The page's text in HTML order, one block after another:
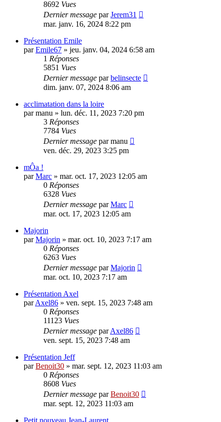
8692 Vues
Dernier message parJerem31
mar. janv. 16, 2024 8:22 pm
Présentation Emile
parEmile67 » jeu. janv. 04, 2024 6:58 am
1 Réponses
5851 Vues
Dernier message parbelinsecte
dim. janv. 07, 2024 8:06 am
acclimatation dans la loire
parmanu » lun. déc. 11, 2023 7:20 pm
3 Réponses
7784 Vues
Dernier message parmanu
ven. déc. 29, 2023 3:25 pm
mÔa !
parMarc » mar. oct. 17, 2023 12:05 am
0 Réponses
6328 Vues
Dernier message parMarc
mar. oct. 17, 2023 12:05 am
Majorin
parMajorin » mar. oct. 10, 2023 7:17 am
0 Réponses
6263 Vues
Dernier message parMajorin
mar. oct. 10, 2023 7:17 am
Présentation Axel
parAxel86 » ven. sept. 15, 2023 7:48 am
0 Réponses
11123 Vues
Dernier message parAxel86
ven. sept. 15, 2023 7:48 am
Présentation Jeff
parBenoit30 » mar. sept. 12, 2023 11:03 am
0 Réponses
8608 Vues
Dernier message parBenoit30
mar. sept. 12, 2023 11:03 am
Petit nouveau Jean-Laurent